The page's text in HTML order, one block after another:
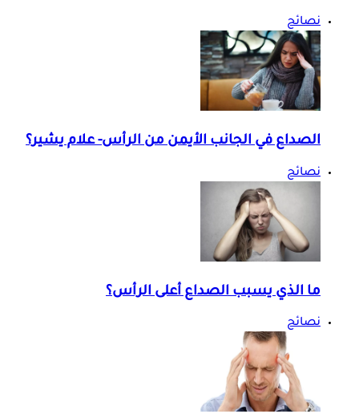
نصائح
الصداع في الجانب الأيمن من الرأس- علام يشير؟
نصائح
ما الذي يسبب الصداع أعلى الرأس؟
نصائح